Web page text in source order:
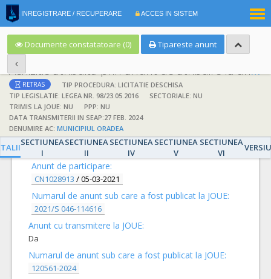
INREGISTRARE / RECUPERARE ACCES IN SISTEM
Documente constatatoare (0) Tipareste anunt
Achizitie atribuita prin anunt de atribuire la anunt de participare
RETRAS
TIP PROCEDURA: LICITATIE DESCHISA
TIP LEGISLATIE: LEGEA NR. 98/23.05.2016
SECTORIALE: NU
TRIMIS LA JOUE: NU
PPP: NU
DATA TRANSMITERII IN SEAP:27 FEB. 2024
DENUMIRE AC: MUNICIPIUL ORADEA
SECTIUNEA
I
SECTIUNEA
II
SECTIUNEA
IV
SECTIUNEA
V
SECTIUNEA
VI
DETALII
Anunt de participare:
CN1028913 /05-03-2021
Numarul de anunt sub care a fost publicat la JOUE:
2021/S 046-114616
Anunt cu transmitere la JOUE:
Da
Numarul de anunt sub care a fost publicat la JOUE:
120561-2024